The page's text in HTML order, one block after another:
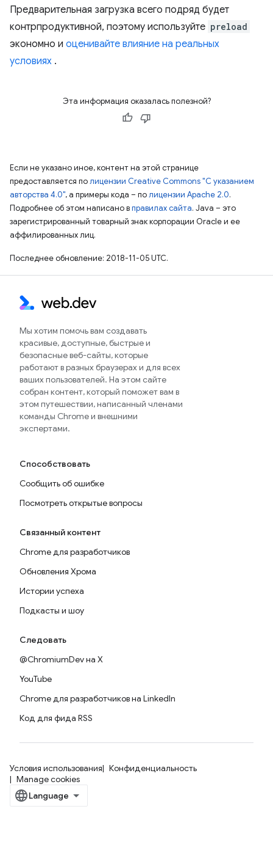
Предварительная загрузка всего подряд будет
контрпродуктивной, поэтому используйте preload
экономно и оценивайте влияние на реальных
условиях .
Эта информация оказалась полезной?
Если не указано иное, контент на этой странице
предоставляется полицензии Creative Commons "С указанием
авторства 4.0", а примеры кода – полицензии Apache 2.0.
Подробнее об этом написано вправилах сайта. Java – это
зарегистрированный товарный знак корпорации Oracle и ее
аффилированных лиц.
Последнее обновление: 2018-11-05 UTC.
Мы хотим помочь вам создавать
красивые, доступные, быстрые и
безопасные веб-сайты, которые
работают в разных браузерах и для всех
ваших пользователей. На этом сайте
собран контент, который поможет вам в
этом путешествии, написанный членами
команды Chrome и внешними
экспертами.
Способствовать
Сообщить об ошибке
Посмотреть открытые вопросы
Связанный контент
Chrome для разработчиков
Обновления Хрома
Истории успеха
Подкасты и шоу
Следовать
@ChromiumDev на X
YouTube
Chrome для разработчиков на LinkedIn
Код для фида RSS
Условия использования
Конфиденциальность
Manage cookies